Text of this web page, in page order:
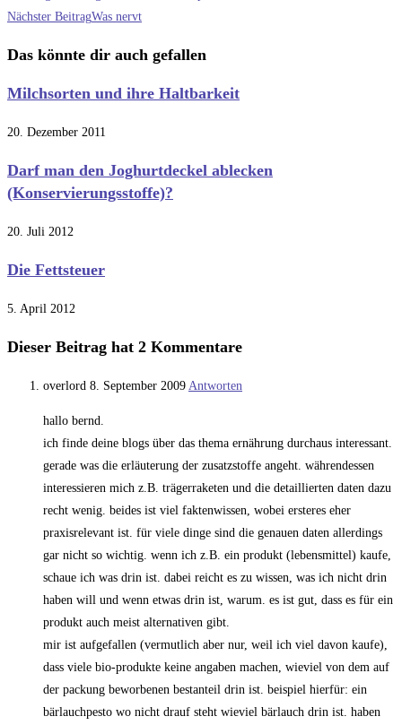
Artikel
ansehen
Nächster BeitragWas nervt
Das könnte dir auch gefallen
Milchsorten und ihre Haltbarkeit
20. Dezember 2011
Darf man den Joghurtdeckel ablecken
(Konservierungsstoffe)?
20. Juli 2012
Die Fettsteuer
5. April 2012
Dieser Beitrag hat 2 Kommentare
overlord 8. September 2009 Antworten
hallo bernd.
ich finde deine blogs über das thema ernährung durchaus interessant.
gerade was die erläuterung der zusatzstoffe angeht. währendessen
interessieren mich z.B. trägerraketen und die detaillierten daten dazu
recht wenig. beides ist viel faktenwissen, wobei ersteres eher
praxisrelevant ist. für viele dinge sind die genauen daten allerdings
gar nicht so wichtig. wenn ich z.B. ein produkt (lebensmittel) kaufe,
schaue ich was drin ist. dabei reicht es zu wissen, was ich nicht drin
haben will und wenn etwas drin ist, warum. es ist gut, dass es für ein
produkt auch meist alternativen gibt.
mir ist aufgefallen (vermutlich aber nur, weil ich viel davon kaufe),
dass viele bio-produkte keine angaben machen, wieviel von dem auf
der packung beworbenen bestanteil drin ist. beispiel hierfür: ein
bärlauchpesto wo nicht drauf steht wieviel bärlauch drin ist. haben